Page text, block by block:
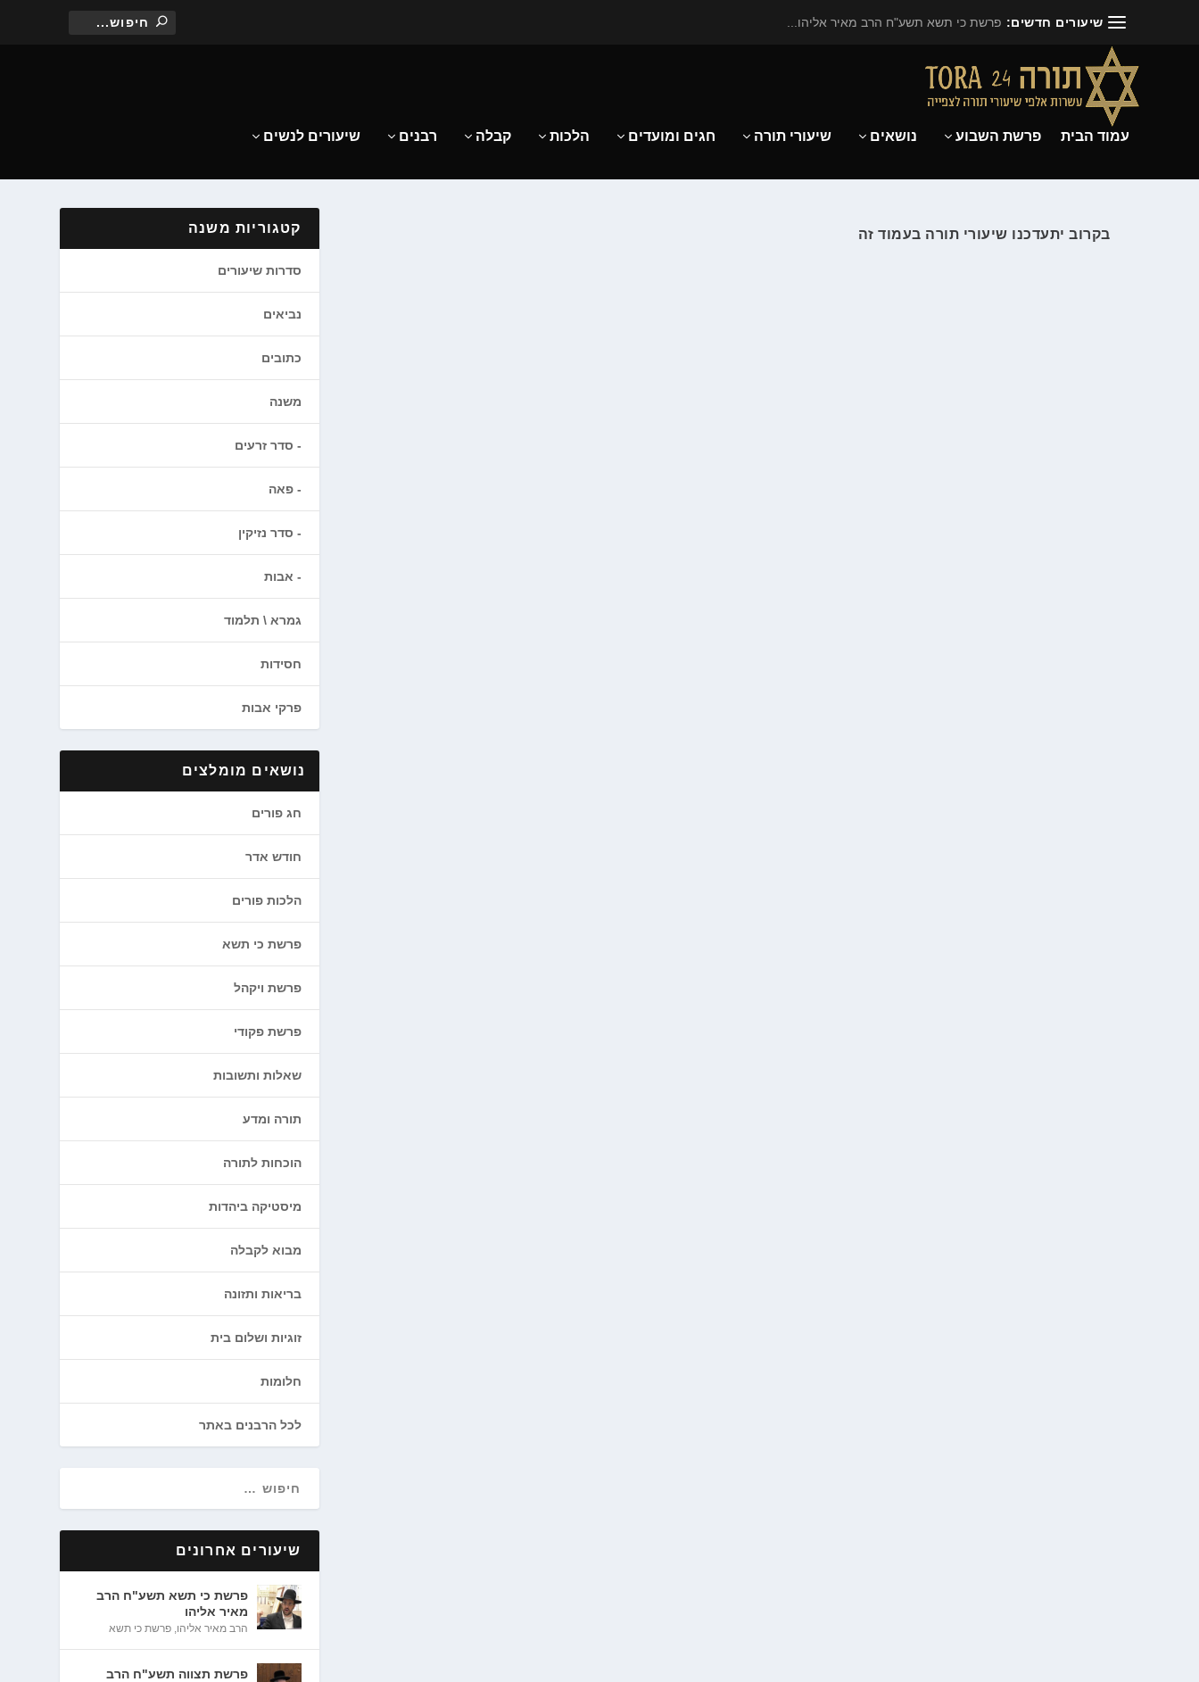
שיעורים חדשים: פרשת כי תשא תשע"ח הרב מאיר אליהו...
עמוד הבית פרשת השבוע נושאים שיעורי תורה חגים ומועדים הלכות קבלה רבנים שיעורים לנשים
בקרוב יתעדכנו שיעורי תורה בעמוד זה קטגוריות משנה
סדרות שיעורים
נביאים
כתובים
משנה
סדר זרעים
פאה
סדר נזיקין
אבות
גמרא \ תלמוד
חסידות
פרקי אבות
נושאים מומלצים
חג פורים
חודש אדר
הלכות פורים
פרשת כי תשא
פרשת ויקהל
פרשת פקודי
שאלות ותשובות
תורה ומדע
הוכחות לתורה
מיסטיקה ביהדות
מבוא לקבלה
בריאות ותזונה
זוגיות ושלום בית
חלומות
לכל הרבנים באתר
שיעורים אחרונים
פרשת כי תשא תשע"ח הרב
מאיר אליהו
הרב מאיר אליהו,פרשת כי תשא
פרשת תצווה תשע"ח הרב